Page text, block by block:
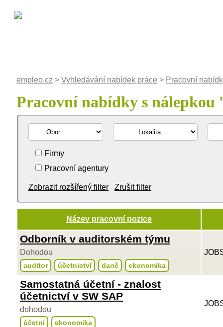
empleo.cz > Vyhledávání nabídek práce > Pracovní
Pracovní nabídky s nálepkou '
Firmy
Pracovní agentury
Zobrazit rozšířený filter Zrušit filter
Název pracovní pozice
Odborník v auditorském týmu
Dohodou
auditor účetnictví daně ekonomika
Samostatná účetní - znalost
účetnictví v SW SAP
dohodou
účetní ekonomika